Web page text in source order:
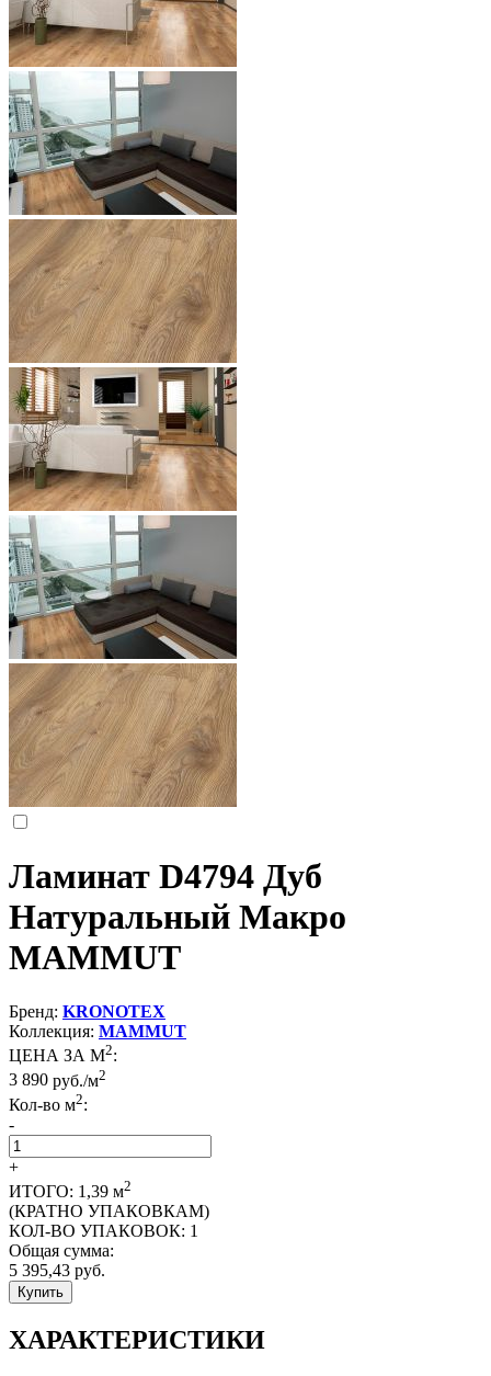
Ламинат D4794 Дуб
Натуральный Макро
MAMMUT
Бренд: KRONOTEX
Коллекция: MAMMUT
ЦЕНА ЗА М2:
3 890 руб./м2
Кол-во м2:
-
+
ИТОГО: 1,39 м2
(КРАТНО УПАКОВКАМ)
КОЛ-ВО УПАКОВОК: 1
Общая сумма:
5 395,43 руб.
Купить
ХАРАКТЕРИСТИКИ